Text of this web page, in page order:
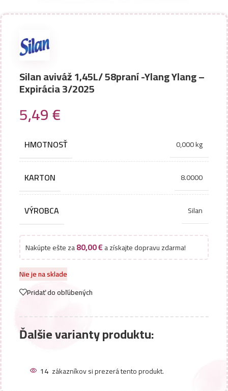
Silan aviváž 1,45L/ 58praní -Ylang Ylang –
Expirácia 3/2025
5,49€
HMOTNOSŤ 0,000 kg
KARTON 8.0000
VÝROBCA Silan
Nakúpte ešte za80,00€a získajte dopravu zdarma!
Nie je na sklade
Pridať do obľúbených
Ďalšie varianty produktu:
14 zákazníkov si prezerá tento produkt.